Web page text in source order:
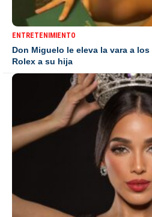
ENTRETENIMIENTO
Don Miguelo le eleva la vara a
Rolex a su hija